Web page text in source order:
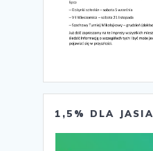
1,5% DLA JASIA